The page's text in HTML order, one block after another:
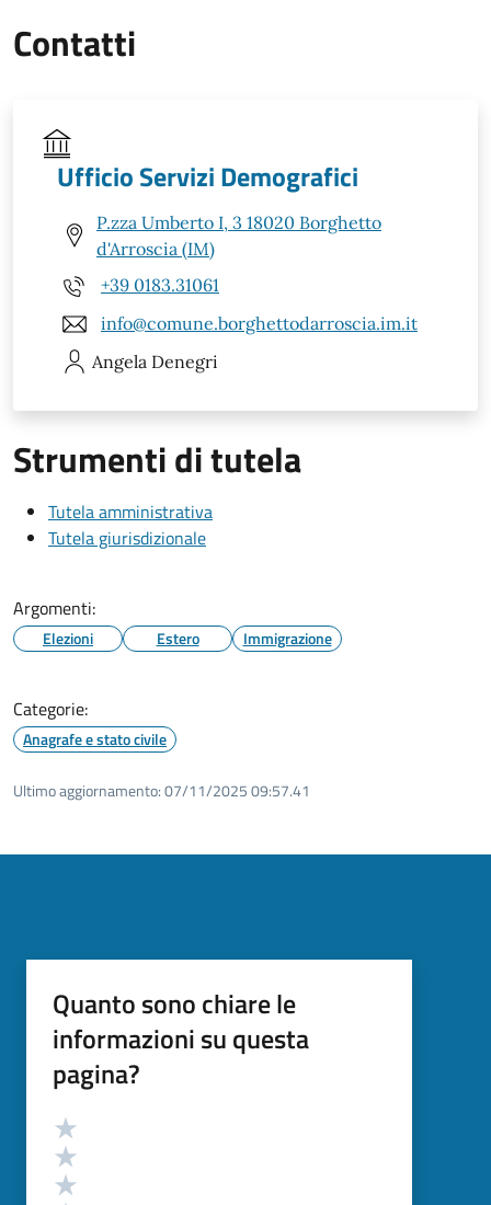
Contatti
Ufficio Servizi Demografici
P.zza Umberto I, 3 18020 Borghetto
d'Arroscia (IM)
+39 0183.31061
info@comune.borghettodarroscia.im.it
Angela Denegri
Strumenti di tutela
Tutela amministrativa
Tutela giurisdizionale
Argomenti:
Elezioni Estero Immigrazione
Categorie:
Anagrafe e stato civile
Ultimo aggiornamento:07/11/2025 09:57.41
Quanto sono chiare le
informazioni su questa
pagina?
Valutazione